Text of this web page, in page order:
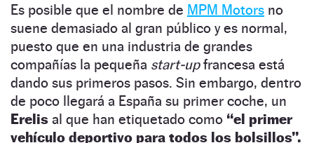
Es posible que el nombre de MPM Motors no
suene demasiado al gran público y es normal,
puesto que en una industria de grandes
compañías la pequeña start-upfrancesa está
dando sus primeros pasos. Sin embargo, dentro
de poco llegará a España su primer coche, un
Erelis al que han etiquetado como “el primer
vehículo deportivo para todos los bolsillos”.